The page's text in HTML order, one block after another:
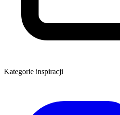
Kategorie inspiracji